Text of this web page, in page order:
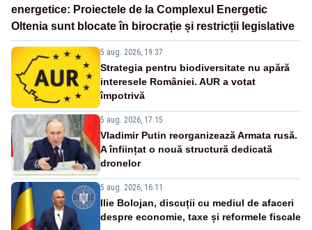
energetice: Proiectele de la Complexul Energetic
Oltenia sunt blocate în birocrație și restricții legislative
5 aug. 2026, 19:37
Strategia pentru biodiversitate nu apără
interesele României. AUR a votat
împotrivă
5 aug. 2026, 17:15
Vladimir Putin reorganizează Armata rusă.
A înființat o nouă structură dedicată
dronelor
5 aug. 2026, 16:11
Ilie Bolojan, discuții cu mediul de afaceri
despre economie, taxe și reformele fiscale